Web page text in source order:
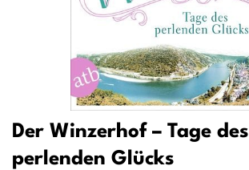
Der Winzerhof – Tage des
perlenden Glücks